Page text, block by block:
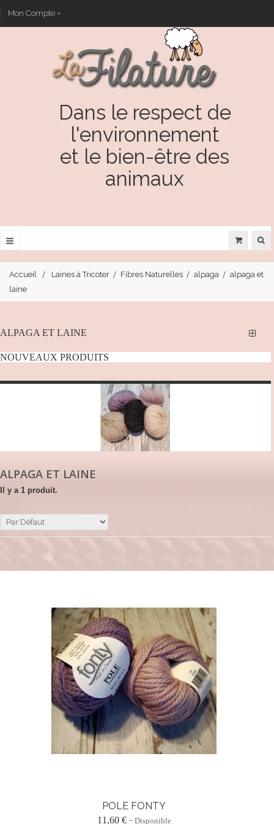
Mon Compte
Dans le respect de
l'environnement
et le bien-être des
animaux
Accueil Laines à Tricoter Fibres Naturelles alpaga
alpaga et
laine
ALPAGA ET LAINE
NOUVEAUX PRODUITS
ALPAGA ET LAINE
Il y a 1 produit.
POLE FONTY
11,60 € Disponible